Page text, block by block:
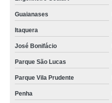
Guaianases
Itaquera
José Bonifácio
Parque São Lucas
Parque Vila Prudente
Penha